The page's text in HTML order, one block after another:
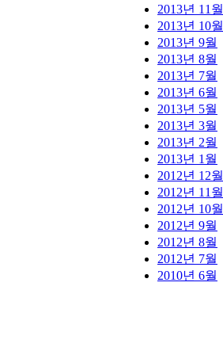
2013년 11월
2013년 10월
2013년 9월
2013년 8월
2013년 7월
2013년 6월
2013년 5월
2013년 3월
2013년 2월
2013년 1월
2012년 12월
2012년 11월
2012년 10월
2012년 9월
2012년 8월
2012년 7월
2010년 6월